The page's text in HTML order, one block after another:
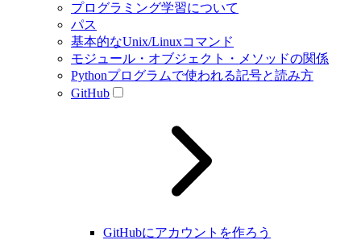
プログラミング学習について
パス
基本的なUnix/Linuxコマンド
モジュール・オブジェクト・メソッドの関係
Pythonプログラムで使われる記号と読み方
GitHub
GitHubにアカウントを作ろう